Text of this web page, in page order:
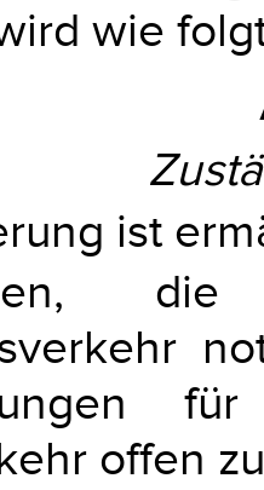
wie
ist
offen